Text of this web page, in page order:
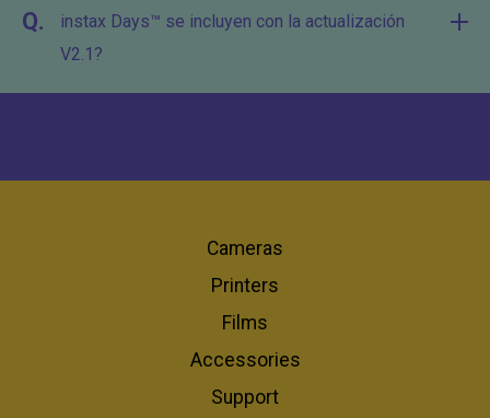
Q.
instax Days™ se incluyen con la actualización
V2.1?
Cameras
Printers
Films
Accessories
Support